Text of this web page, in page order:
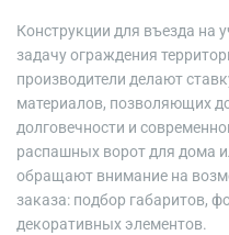
Конструкции для въезда на
задачу ограждения
производители делают
материалов, позволяющих
долговечности и
распашных ворот для дома
обращают внимание на
заказа: подбор габаритов,
декоративных элементов.